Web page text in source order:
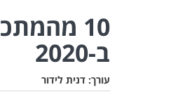
10
ב-2020
עורך: דנית לידור